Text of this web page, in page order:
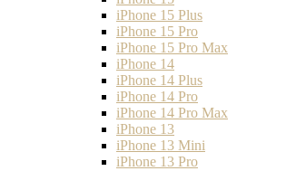
iPhone 15 Plus
iPhone 15 Pro
iPhone 15 Pro Max
iPhone 14
iPhone 14 Plus
iPhone 14 Pro
iPhone 14 Pro Max
iPhone 13
iPhone 13 Mini
iPhone 13 Pro